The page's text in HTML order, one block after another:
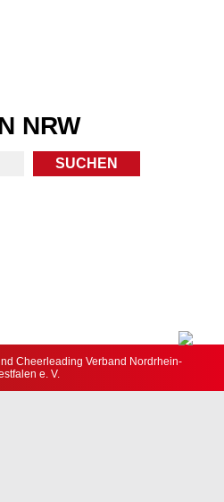
NRW
Cheerleading Verband Nordrhein-
e. V.